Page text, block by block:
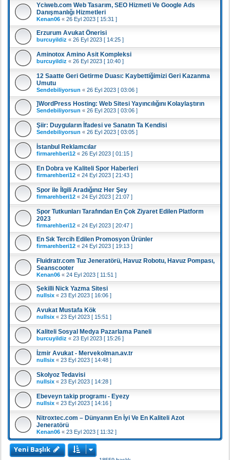
Yciweb.com Web Tasarım, SEO Hizmeti Ve Google Ads
Danışmanlığı Hizmetleri
Kenan06 « 26 Eyl 2023 [ 15:31 ]
Erzurum Avukat Önerisi
burcuyildiz « 26 Eyl 2023 [ 14:25 ]
Aminotox Amino Asit Kompleksi
burcuyildiz « 26 Eyl 2023 [ 10:40 ]
12 Saatte Geri Getirme Duası: Kaybettiğimizi Geri Kazanma
Umutu
Sendebiliyorsun « 26 Eyl 2023 [ 03:06 ]
]WordPress Hosting: Web Sitesi Yayıncılığını Kolaylaştırın
Sendebiliyorsun « 26 Eyl 2023 [ 03:06 ]
Şiir: Duyguların İfadesi ve Sanatın Ta Kendisi
Sendebiliyorsun « 26 Eyl 2023 [ 03:05 ]
İstanbul Reklamcılar
firmarehberi12 « 26 Eyl 2023 [ 01:15 ]
En Dobra ve Kaliteli Spor Haberleri
firmarehberi12 « 24 Eyl 2023 [ 21:43 ]
Spor ile İlgili Aradığınız Her Şey
firmarehberi12 « 24 Eyl 2023 [ 21:07 ]
Spor Tutkunları Tarafından En Çok Ziyaret Edilen Platform
2023
firmarehberi12 « 24 Eyl 2023 [ 20:47 ]
En Sık Tercih Edilen Promosyon Ürünler
firmarehberi12 « 24 Eyl 2023 [ 19:13 ]
Fluidratr.com Tuz Jeneratörü, Havuz Robotu, Havuz Pompası,
Seanscooter
Kenan06 « 24 Eyl 2023 [ 11:51 ]
Şekilli Nick Yazma Sitesi
nullsix « 23 Eyl 2023 [ 16:06 ]
Avukat Mustafa Kök
nullsix « 23 Eyl 2023 [ 15:51 ]
Kaliteli Sosyal Medya Pazarlama Paneli
burcuyildiz « 23 Eyl 2023 [ 15:26 ]
İzmir Avukat - Mervekolman.av.tr
nullsix « 23 Eyl 2023 [ 14:48 ]
Skolyoz Tedavisi
nullsix « 23 Eyl 2023 [ 14:28 ]
Ebeveyn takip programı - Eyezy
nullsix « 23 Eyl 2023 [ 14:16 ]
Nitroxtec.com – Dünyanın En İyi Ve En Kaliteli Azot
Jeneratörü
Kenan06 « 23 Eyl 2023 [ 11:32 ]
Yeni Başlık